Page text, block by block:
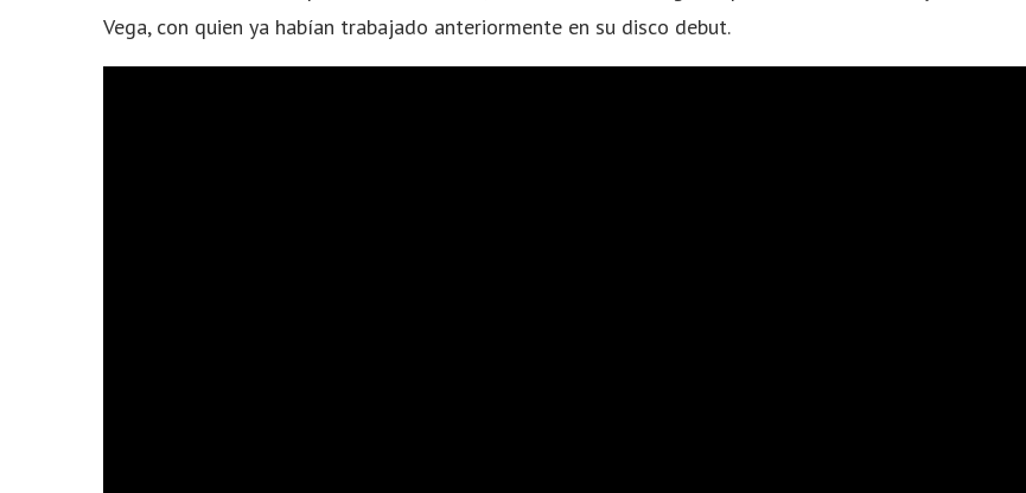
Vega, con quien ya habían trabajado anteriormente en su disco debut.